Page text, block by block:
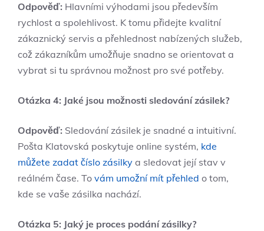
Odpověď: Hlavními výhodami jsou především
rychlost a spolehlivost. K tomu přidejte kvalitní
zákaznický servis a přehlednost nabízených služeb,
což zákazníkům umožňuje snadno se orientovat a
vybrat si tu správnou možnost pro své potřeby.
Otázka 4: Jaké jsou možnosti sledování zásilek?
Odpověď: Sledování zásilek je snadné a intuitivní.
Pošta Klatovská poskytuje online systém, kde
můžete zadat číslo zásilky a sledovat její stav v
reálném čase. To vám umožní mít přehled o tom,
kde se vaše zásilka nachází.
Otázka 5: Jaký je proces podání zásilky?